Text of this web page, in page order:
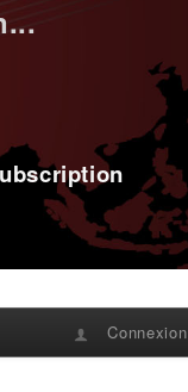
Connexion